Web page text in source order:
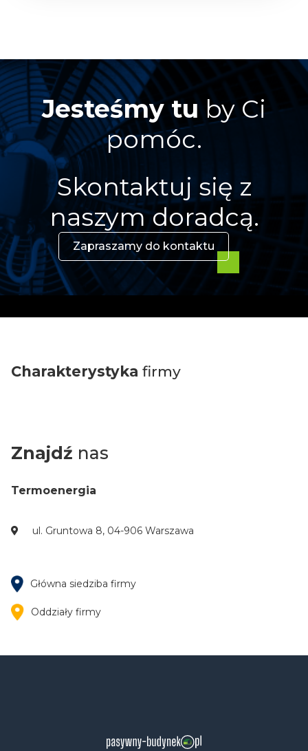
Jesteśmy tu by Ci
pomóc.
Skontaktuj się z
naszym doradcą.
Zapraszamy do kontaktu
Charakterystyka firmy
Znajdź nas
Termoenergia
ul. Gruntowa 8, 04-906 Warszawa
Główna siedziba firmy
Oddziały firmy